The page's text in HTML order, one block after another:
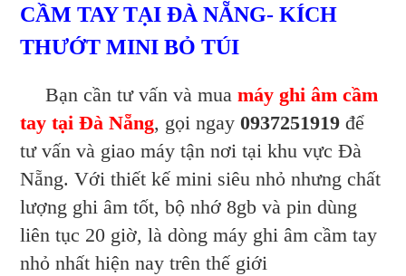
CẦM TAY TẠI ĐÀ NẴNG- KÍCH
THƯỚT MINI BỎ TÚI
Bạn cần tư vấn và muamáy ghi âm cầm
tay tại Đà Nẵng, gọi ngay0937251919 để
tư vấn và giao máy tận nơi tại khu vực Đà
Nẵng. Với thiết kế mini siêu nhỏ nhưng chất
lượng ghi âm tốt, bộ nhớ 8gb và pin dùng
liên tục 20 giờ, là dòng máy ghi âm cầm tay
nhỏ nhất hiện nay trên thế giới